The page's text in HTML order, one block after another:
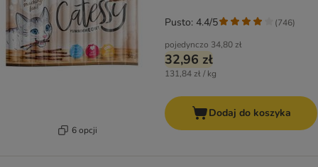
6 opcji
pojedynczo 34,80 zł
32,96 zł
131,84 zł / kg
Pusto: 4.4/5 (746)
Dodaj do koszyka